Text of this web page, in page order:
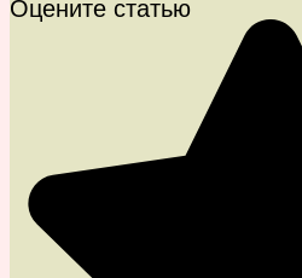
Оцените статью